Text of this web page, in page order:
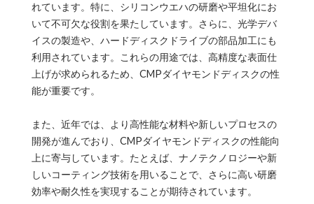
れています。特に、シリコンウエハの研磨や平坦化にお
いて不可欠な役割を果たしています。さらに、光学デバ
イスの製造や、ハードディスクドライブの部品加工にも
利用されています。これらの用途では、高精度な表面仕
上げが求められるため、CMPダイヤモンドディスクの性
能が重要です。
また、近年では、より高性能な材料や新しいプロセスの
開発が進んでおり、CMPダイヤモンドディスクの性能向
上に寄与しています。たとえば、ナノテクノロジーや新
しいコーティング技術を用いることで、さらに高い研磨
効率や耐久性を実現することが期待されています。